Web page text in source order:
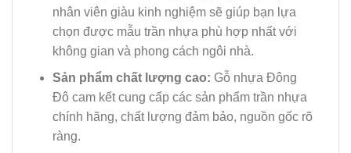
nhân viên giàu kinh nghiệm sẽ giúp bạn lựa
chọn được mẫu trần nhựa phù hợp nhất với
không gian và phong cách ngôi nhà.
Sản phẩm chất lượng cao: Gỗ nhựa Đông
Đô cam kết cung cấp các sản phẩm trần nhựa
chính hãng, chất lượng đảm bảo, nguồn gốc rõ
ràng.